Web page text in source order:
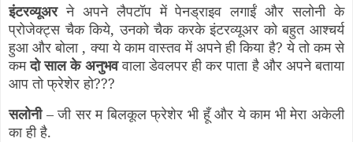
इंटरव्यूअरने अपने लैपटॉप में पेनड्राइव लगाईं और सलोनी के
प्रोजेक्ट्स चैक किये, उनको चैक करके इंटरव्यूअर को बहुत आश्चर्य
हुआ और बोला , क्या ये काम वास्तव में अपने ही किया है? ये तो कम से
कमदो साल के अनुभववाला डेवलपर ही कर पाता है और अपने बताया
आप तो फ्रेशेर हो???
सलोनी– जी सर म बिलकूल फ्रेशेर भी हूँ और ये काम भी मेरा अकेली
का ही है.